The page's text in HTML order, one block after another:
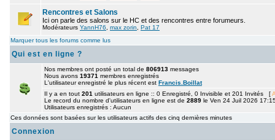
Rencontres et Salons
Ici on parle des salons sur le HC et des rencontres entre forumeurs.
Modérateurs YannH76 max zorin
Pat 17
Marquer tous les forums comme lus
Qui est en ligne ?
Nos membres ont posté un total de 806913 messages
Nous avons 19371 membres enregistrés
L'utilisateur enregistré le plus récent est Francis.Boillat
Il y a en tout 201 utilisateurs en ligne :: 0 Enregistré, 0 Invisible et 201 Invités [
Le record du nombre d'utilisateurs en ligne est de 2889 le Ven 24 Juil 2026
Utilisateurs enregistrés : Aucun
Ces données sont basées sur les utilisateurs actifs des cinq dernières minutes
Connexion